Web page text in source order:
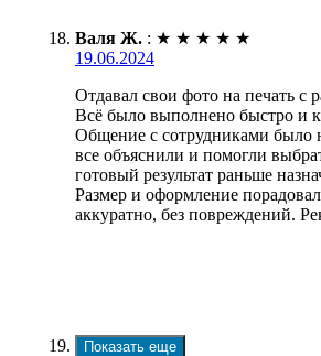
Валя Ж. : ★ ★ ★ ★ ★
19.06.2024
Отдавал свои фото на печать с
Всё было выполнено быстро и
Общение с сотрудниками было
все объяснили и помогли
готовый результат раньше
Размер и оформление
аккуратно, без повреждений.
Показать еще